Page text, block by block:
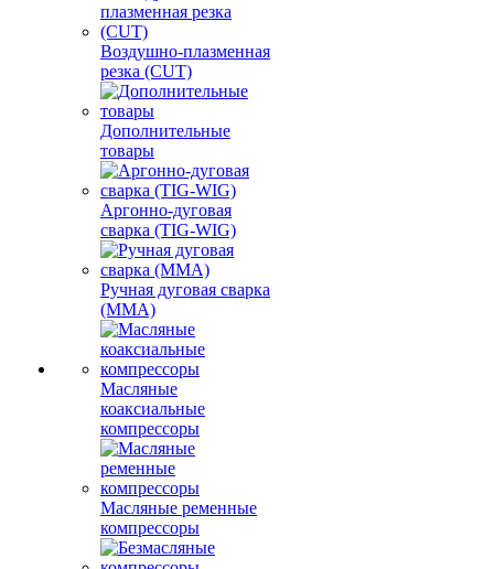
Воздушно-плазменная
резка (CUT)
Дополнительные
товары
Аргонно-дуговая
сварка (TIG-WIG)
Ручная дуговая сварка
(MMA)
Масляные
коаксиальные
компрессоры
Масляные ременные
компрессоры